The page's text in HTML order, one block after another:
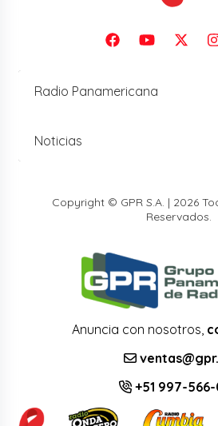
Radio Panamericana
Noticias
Copyright © GPR S.A. | 2026
Reservados.
Anuncia con nosotros,
+51 997-